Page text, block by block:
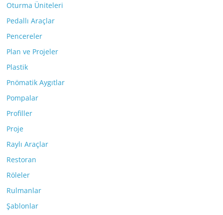
Oturma Üniteleri
Pedallı Araçlar
Pencereler
Plan ve Projeler
Plastik
Pnömatik Aygıtlar
Pompalar
Profiller
Proje
Raylı Araçlar
Restoran
Röleler
Rulmanlar
Şablonlar